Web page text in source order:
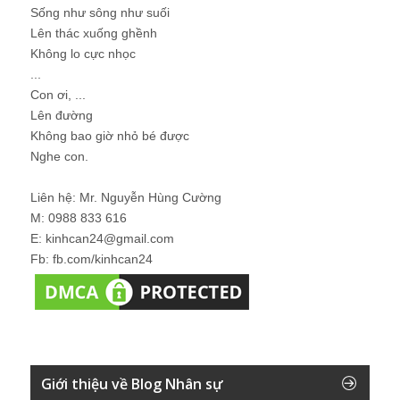
Sống như sông như suối
Lên thác xuống ghềnh
Không lo cực nhọc
Con ơi, ...
Lên đường
Không bao giờ nhỏ bé được
Nghe con.
Liên hệ: Mr. Nguyễn Hùng Cường
M: 0988 833 616
E: kinhcan24@gmail.com
Fb: fb.com/kinhcan24
Giới thiệu về Blog Nhân sự